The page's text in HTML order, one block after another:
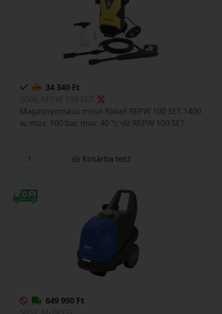
34 340 Ft
Magasnyomású mosó Riwall REPW 100 SET 1400
w, max: 100 bar, max: 40 °c víz REPW 100 SET
Kosárba tesz
649 990 Ft